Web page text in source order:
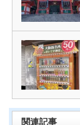
関連記事